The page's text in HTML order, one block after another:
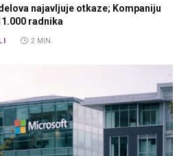
najavljuje otkaze; Kompaniju
radnika
2 MIN.